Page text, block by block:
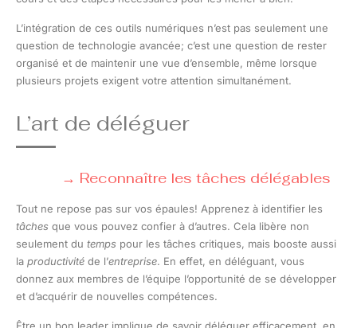
L’intégration de ces outils numériques n’est pas seulement une
question de technologie avancée; c’est une question de rester
organisé et de maintenir une vue d’ensemble, même lorsque
plusieurs projets exigent votre attention simultanément.
L’art de déléguer
Reconnaître les tâches délégables
Tout ne repose pas sur vos épaules! Apprenez à identifier les
tâches que vous pouvez confier à d’autres. Cela libère non
seulement du temps pour les tâches critiques, mais booste aussi
la productivité de l’entreprise. En effet, en déléguant, vous
donnez aux membres de l’équipe l’opportunité de se développer
et d’acquérir de nouvelles compétences.
Être un bon leader implique de savoir déléguer efficacement, en